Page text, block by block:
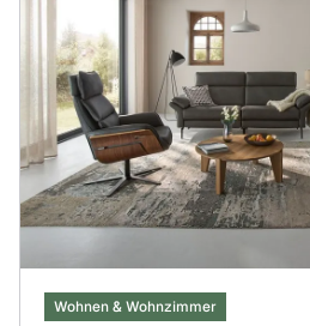
Wohnen & Wohnzimmer